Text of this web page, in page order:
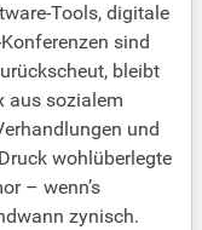
Tools, digitale
sind
bleibt
aus sozialem
und
wohlüberlegte
– wenn’s
zynisch.